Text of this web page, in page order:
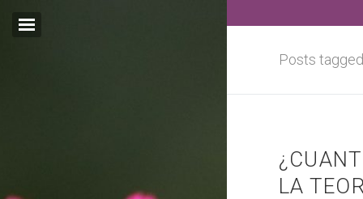
Posts
LA